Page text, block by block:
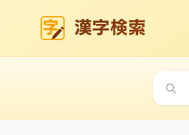
漢字検索